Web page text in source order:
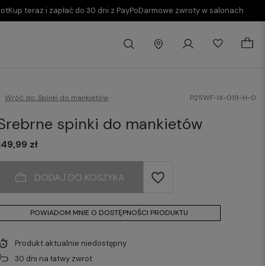
Kup teraz i zapłać do 30 dni z PayPoDarmowe zwroty w salonach
Wróć do:Spinki do mankietów P25WF-IX-019-H-0
spinki do mankietów
zł
DODAJ DO KOSZYKA
POWIADOM MNIE O DOSTĘPNOŚCI PRODUKTU
Produkt aktualnie niedostępny
30 dni na łatwy zwrot